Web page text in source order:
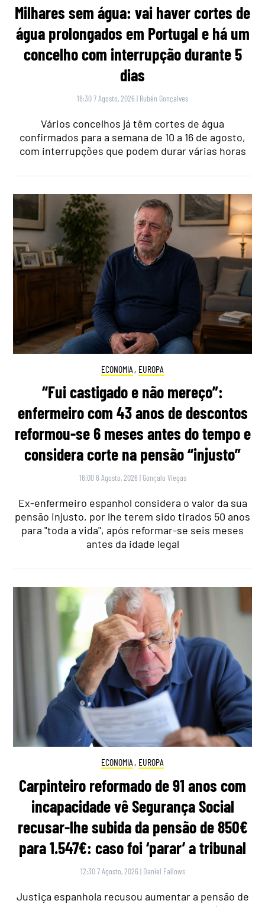
Milhares sem água: vai haver cortes de
água prolongados em Portugal e há um
concelho com interrupção durante 5
dias
18:30 7 Agosto, 2026 | Rubén Gonçalves
Vários concelhos já têm cortes de água
confirmados para a semana de 10 a 16 de agosto,
com interrupções que podem durar várias horas
ECONOMIA , EUROPA
“Fui castigado e não mereço”:
enfermeiro com 43 anos de descontos
reformou-se 6 meses antes do tempo e
considera corte na pensão “injusto”
16:00 6 Agosto, 2026 | Gonçalo Viegas
Ex-enfermeiro espanhol considera o valor da sua
pensão injusto, por lhe terem sido tirados 50 anos
para "toda a vida", após reformar-se seis meses
antes da idade legal
ECONOMIA , EUROPA
Carpinteiro reformado de 91 anos com
incapacidade vê Segurança Social
recusar-lhe subida da pensão de 850€
para 1.547€: caso foi ‘parar’ a tribunal
12:30 7 Agosto, 2026 | Daniel Fallows
Justiça espanhola recusou aumentar a pensão de